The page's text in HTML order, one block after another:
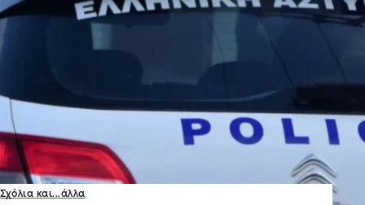
Σχόλια και...άλλα